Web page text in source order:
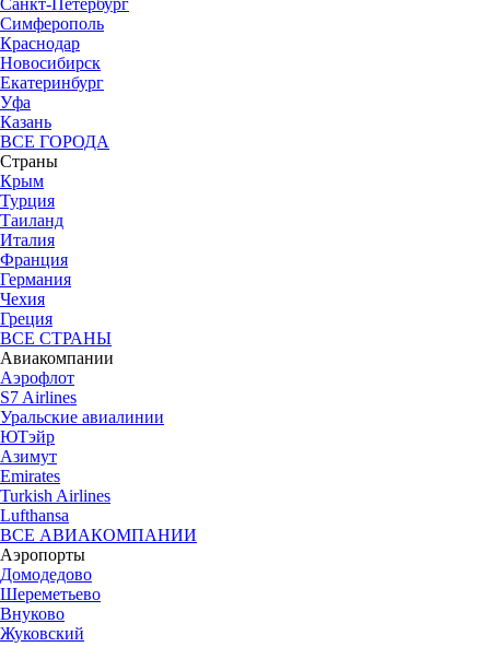
Симферополь
Краснодар
Новосибирск
Екатеринбург
Уфа
Казань
ВСЕ ГОРОДА
Страны
Крым
Турция
Таиланд
Италия
Франция
Германия
Чехия
Греция
ВСЕ СТРАНЫ
Авиакомпании
Аэрофлот
S7 Airlines
Уральские авиалинии
ЮТэйр
Азимут
Emirates
Turkish Airlines
Lufthansa
ВСЕ АВИАКОМПАНИИ
Аэропорты
Домодедово
Шереметьево
Внуково
Жуковский